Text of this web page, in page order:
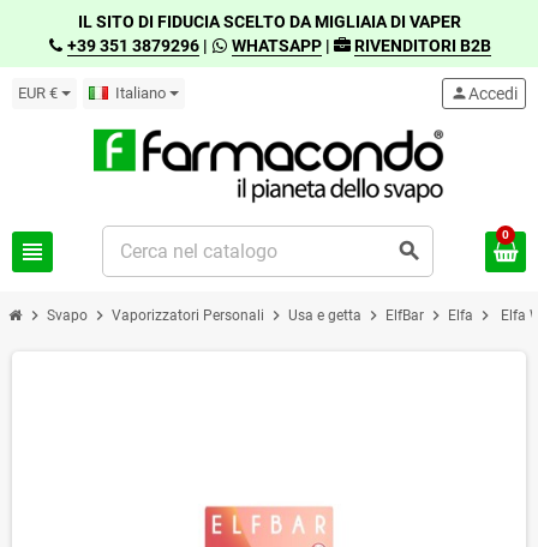
IL SITO DI FIDUCIA SCELTO DA MIGLIAIA DI VAPER
+39 351 3879296 | WHATSAPP | RIVENDITORI B2B
EUR € Italiano
view_headline search
personAccedi
0
chevron_right Svapo chevron_right Vaporizzatori Personali chevron_right Usa e getta chevron_right ElfBar chevron_right Elfa chevron_right Elfa